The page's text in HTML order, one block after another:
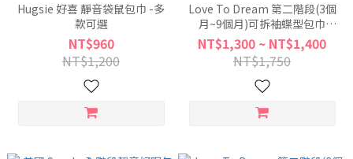
Hugsie 好喜 靜音袋鼠包巾 -多
款可選
NT$960
NT$1,200
Love To Dream 第二階段(3個
月~9個月)可拆袖蝶型包巾
1.0TOG 特殊色基本款
NT$1,300 ~ NT$1,400
NT$1,750